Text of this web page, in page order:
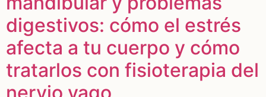
digestivos: cómo el estrés
afecta a tu cuerpo y cómo
tratarlos con fisioterapia del